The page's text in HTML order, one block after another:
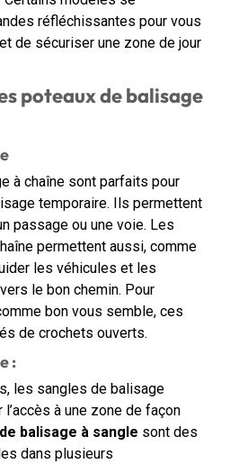
réfléchissantes pour vous
de sécuriser une zone de jour
poteaux de balisage
à chaîne sont parfaits pour
temporaire. Ils permettent
passage ou une voie. Les
permettent aussi, comme
les véhicules et les
le bon chemin. Pour
bon vous semble, ces
de crochets ouverts.
:
les sangles de balisage
à une zone de façon
balisage à sangle sont des
dans plusieurs